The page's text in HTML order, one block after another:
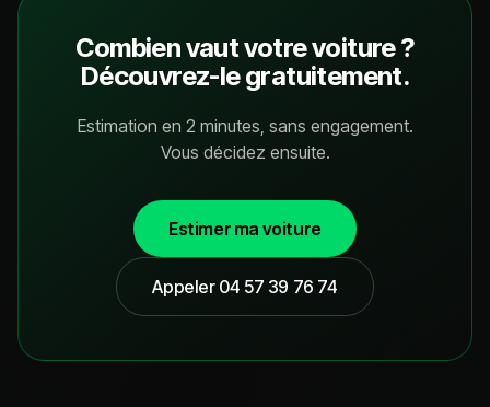
Combien vaut votre voiture ?
Découvrez-le gratuitement.
Estimation en 2 minutes, sans engagement.
Vous décidez ensuite.
Estimer ma voiture
Appeler 04 57 39 76 74